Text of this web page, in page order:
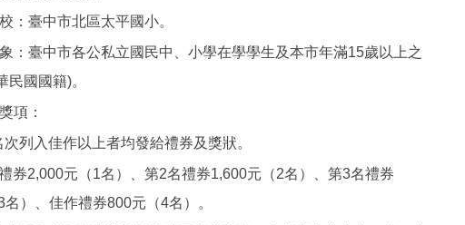
：臺中市北區太平國小。
：臺中市各公私立國民中、小學在學學生及本市年滿15歲以上之
民國國籍)。
項：
次列入佳作以上者均發給禮券及獎狀。
券2,000元（1名）、第2名禮券1,600元（2名）、第3名禮券
名）、佳作禮券800元（4名）。